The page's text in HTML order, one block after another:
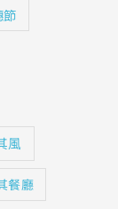
節
風
餐廳